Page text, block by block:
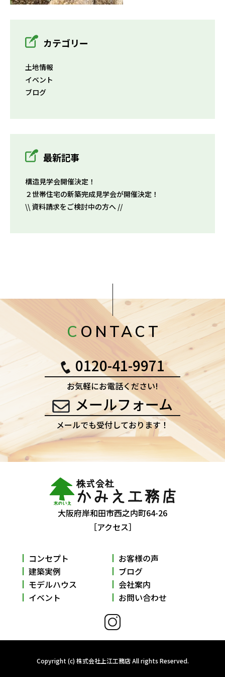
カテゴリー
土地情報
イベント
ブログ
最新記事
構造見学会開催決定！
２世帯住宅の新築完成見学会が開催決定！
\\ 資料請求をご検討中の方へ //
CONTACT
0120-41-9971
お気軽にお電話ください!
メールフォーム
メールでも受付しております！
大阪府岸和田市西之内町64-26
［アクセス］
コンセプト
建築実例
モデルハウス
イベント
お客様の声
ブログ
会社案内
お問い合わせ
Copyright (c) 株式会社上江工務店 All rights Reserved.